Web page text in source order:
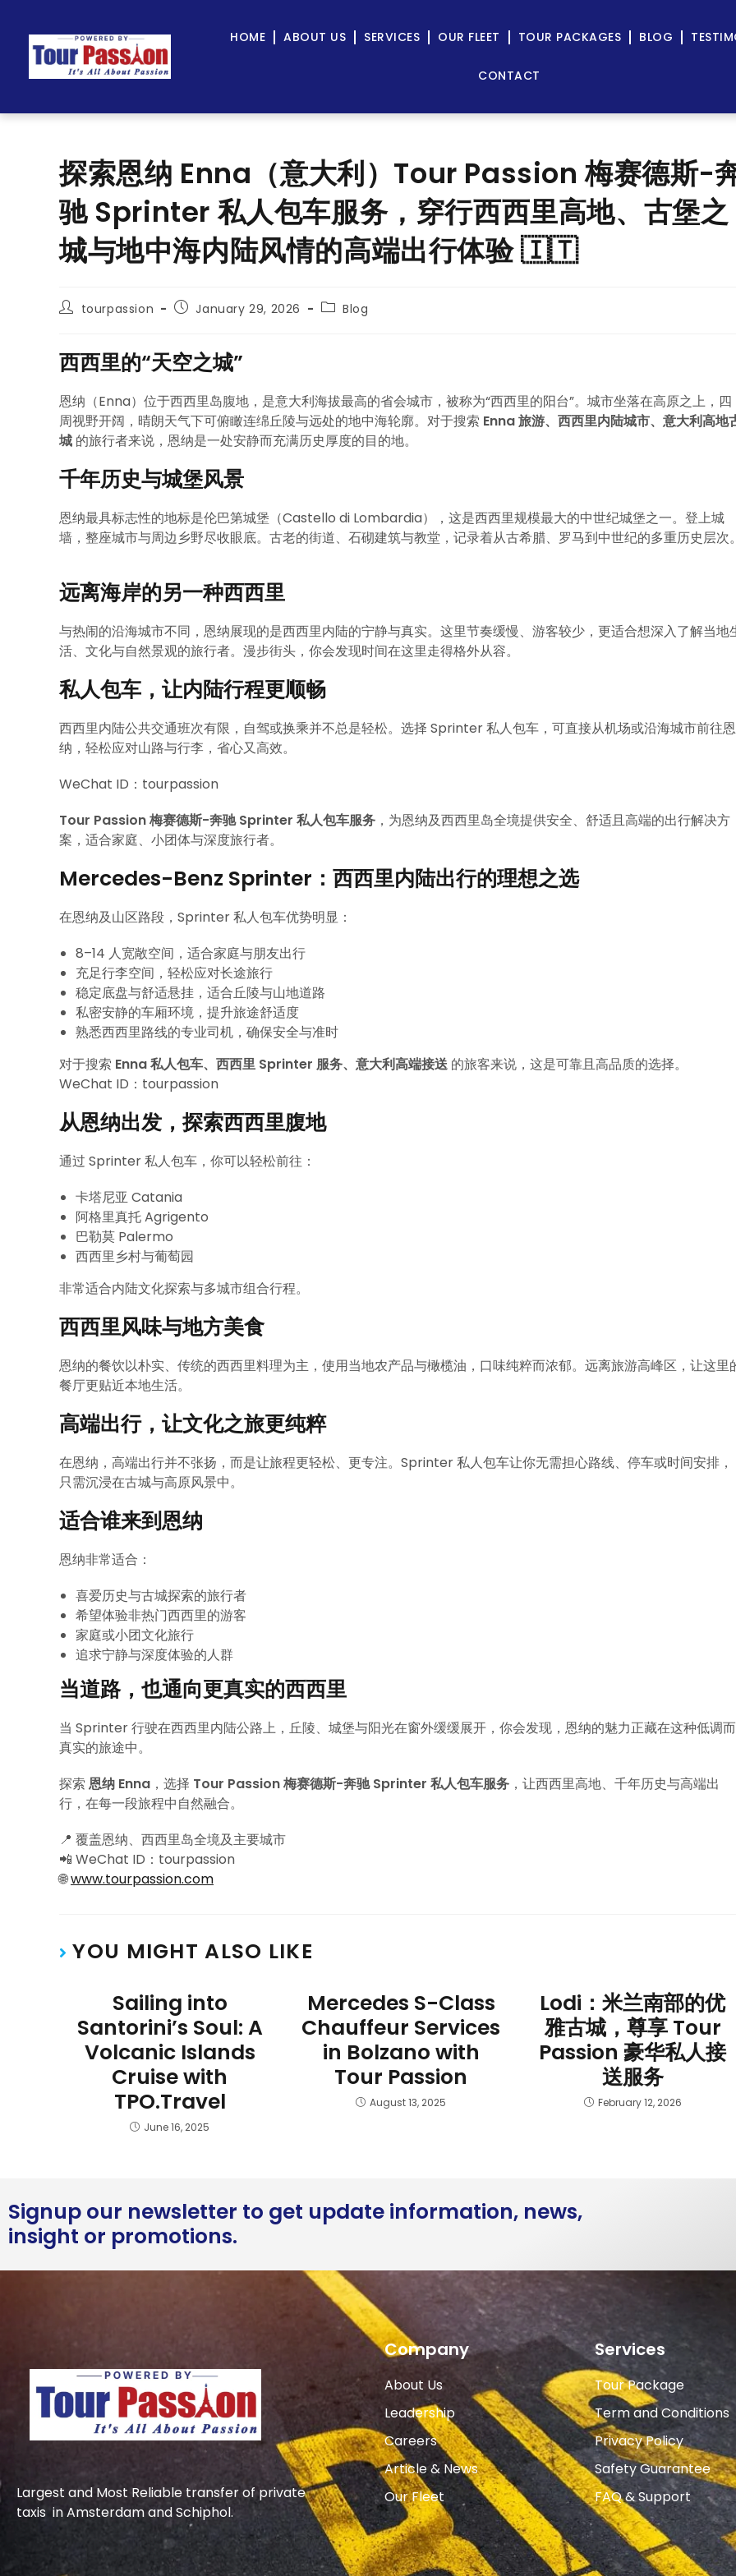
HOME ABOUT US SERVICES OUR FLEET TOUR PACKAGES BLOG
CONTACT
探索恩纳 Enna（意大利）Tour Passion 梅赛德斯-
驰 Sprinter 私人包车服务，穿行西西里高地、古堡之
城与地中海内陆风情的高端出行体验 🇮🇹
tourpassion January 29, 2026 Blog
西西里的“天空之城”
恩纳（Enna）位于西西里岛腹地，是意大利海拔最高的省会城市，被称为“西西里的阳台”。城市坐落在高原之上，四
周视野开阔，晴朗天气下可俯瞰连绵丘陵与远处的地中海轮廓。对于搜索 Enna 旅游、西西里内陆城市、意大利高地
城 的旅行者来说，恩纳是一处安静而充满历史厚度的目的地。
千年历史与城堡风景
恩纳最具标志性的地标是伦巴第城堡（Castello di Lombardia），这是西西里规模最大的中世纪城堡之一。登上城
墙，整座城市与周边乡野尽收眼底。古老的街道、石砌建筑与教堂，记录着从古希腊、罗马到中世纪的多重历史层次
远离海岸的另一种西西里
与热闹的沿海城市不同，恩纳展现的是西西里内陆的宁静与真实。这里节奏缓慢、游客较少，更适合想深入了解当地
活、文化与自然景观的旅行者。漫步街头，你会发现时间在这里走得格外从容。
私人包车，让内陆行程更顺畅
西西里内陆公共交通班次有限，自驾或换乘并不总是轻松。选择 Sprinter 私人包车，可直接从机场或沿海城市前往恩
纳，轻松应对山路与行李，省心又高效。
WeChat ID：tourpassion
Tour Passion 梅赛德斯-奔驰 Sprinter 私人包车服务 ，为恩纳及西西里岛全境提供安全、舒适且高端的出行解决方
案，适合家庭、小团体与深度旅行者。
Mercedes-Benz Sprinter：西西里内陆出行的理想之选
在恩纳及山区路段，Sprinter 私人包车优势明显：
8–14 人宽敞空间，适合家庭与朋友出行
充足行李空间，轻松应对长途旅行
稳定底盘与舒适悬挂，适合丘陵与山地道路
私密安静的车厢环境，提升旅途舒适度
熟悉西西里路线的专业司机，确保安全与准时
对于搜索 Enna 私人包车、西西里 Sprinter 服务、意大利高端接送 的旅客来说，这是可靠且高品质的选择。
WeChat ID：tourpassion
从恩纳出发，探索西西里腹地
通过 Sprinter 私人包车，你可以轻松前往：
卡塔尼亚 Catania
阿格里真托 Agrigento
巴勒莫 Palermo
西西里乡村与葡萄园
非常适合内陆文化探索与多城市组合行程。
西西里风味与地方美食
恩纳的餐饮以朴实、传统的西西里料理为主，使用当地农产品与橄榄油，口味纯粹而浓郁。远离旅游高峰区，让这里
餐厅更贴近本地生活。
高端出行，让文化之旅更纯粹
在恩纳，高端出行并不张扬，而是让旅程更轻松、更专注。Sprinter 私人包车让你无需担心路线、停车或时间安排，
只需沉浸在古城与高原风景中。
适合谁来到恩纳
恩纳非常适合：
喜爱历史与古城探索的旅行者
希望体验非热门西西里的游客
家庭或小团文化旅行
追求宁静与深度体验的人群
当道路，也通向更真实的西西里
当 Sprinter 行驶在西西里内陆公路上，丘陵、城堡与阳光在窗外缓缓展开，你会发现，恩纳的魅力正藏在这种低调而
真实的旅途中。
探索 恩纳 Enna ，选择 Tour Passion 梅赛德斯-奔驰 Sprinter 私人包车服务 ，让西西里高地、千年历史与高端出
行，在每一段旅程中自然融合。
📍 覆盖恩纳、西西里岛全境及主要城市
📲 WeChat ID：tourpassion
🌐www.tourpassion.com
YOU MIGHT ALSO LIKE
Sailing into
Santorini’s Soul: A
Volcanic Islands
Cruise with
TPO.Travel
June 16, 2025
Mercedes S-Class
Chauffeur Services
in Bolzano with
Tour Passion
August 13, 2025
Lodi：米兰南部的优
雅古城，尊享 Tour
Passion 豪华私人接
送服务
February 12, 2026
Signup our newsletter to get update information, news,
insight or promotions.
Largest and Most Reliable transfer of private
taxis in Amsterdam and Schiphol.
Company
About Us
Leadership
Careers
Article & News
Our Fleet
Services
Tour Package
Term and Conditions
Privacy Policy
Safety Guarantee
FAQ & Support